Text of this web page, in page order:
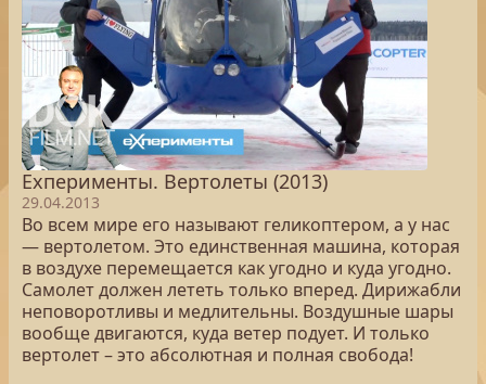
Exперименты. Вертолеты (2013)
29.04.2013
Во всем мире его называют геликоптером, а у нас
— вертолетом. Это единственная машина, которая
в воздухе перемещается как угодно и куда угодно.
Самолет должен лететь только вперед. Дирижабли
неповоротливы и медлительны. Воздушные шары
вообще двигаются, куда ветер подует. И только
вертолет – это абсолютная и полная свобода!